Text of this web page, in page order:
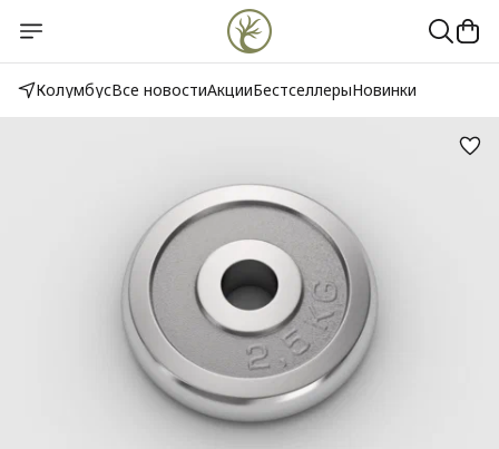
КолумбусВсе новостиАкцииБестселлерыНовинки